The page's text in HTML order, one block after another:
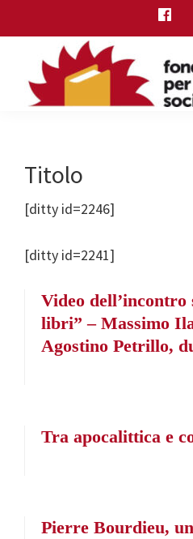
to
content
to
primary
sidebar
to
critica
sociale
Titolo
[ditty id=2246]
[ditty id=2241]
Video
libri” – Massimo
Agostino Petrillo,
Tra apocalittica e
Pierre Bourdieu,